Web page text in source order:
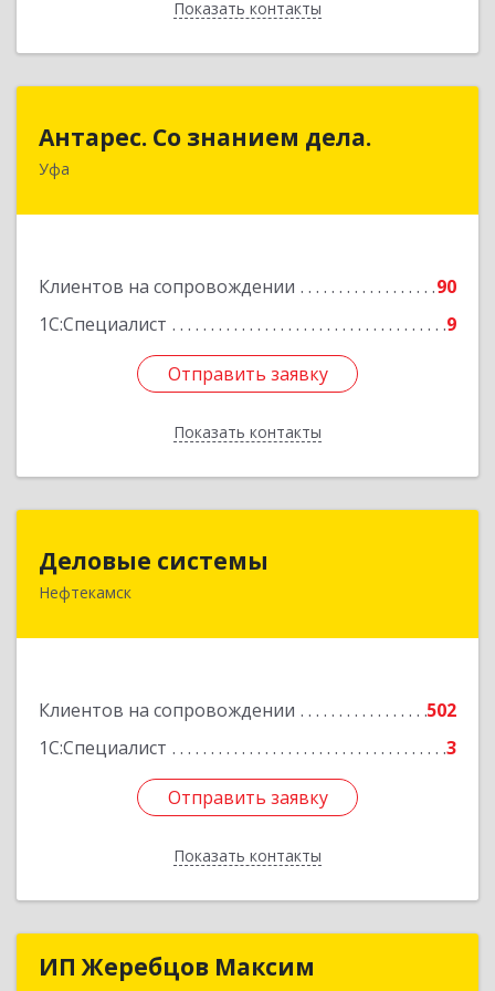
Показать контакты
Назад
Антарес. Со знанием дела.
Уфа
Клиентов на сопровождении
90
1С:Специалист
9
Отправить заявку
Показать контакты
Отправить заявку
Назад
Деловые системы
Нефтекамск
Клиентов на сопровождении
502
1С:Специалист
3
Отправить заявку
Показать контакты
452689, Башкортостан Респ, Нефтекамск г,
Отправить заявку
Назад
ИП Жеребцов МаксимИП Жеребцов Максим